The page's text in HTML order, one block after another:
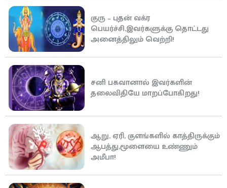
குரு – புதன் வக்ர
பெயர்ச்சி,இவர்களுக்கு தொட்டது
அனைத்திலும் வெற்றி!
சனி பகவானால் இவர்களின்
தலைவிதியே மாறப்போகிறது!
ஆறு, ஏரி, குளங்களில் காத்திருக்கும்
ஆபத்து,மூளையை உண்ணும்
அமீபா!